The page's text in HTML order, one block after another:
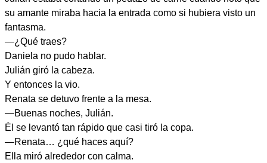
su amante miraba hacia la entrada como si hubiera visto un
fantasma.
—¿Qué traes?
Daniela no pudo hablar.
Julián giró la cabeza.
Y entonces la vio.
Renata se detuvo frente a la mesa.
—Buenas noches, Julián.
Él se levantó tan rápido que casi tiró la copa.
—Renata… ¿qué haces aquí?
Ella miró alrededor con calma.